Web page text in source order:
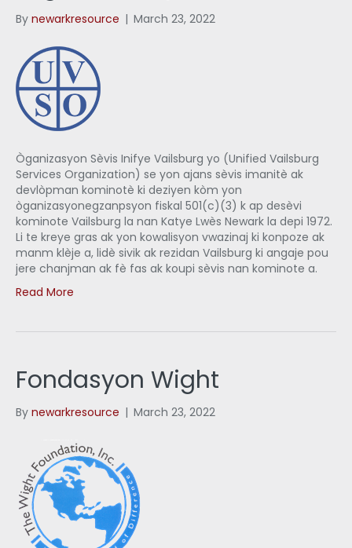
By newarkresource | March 23, 2022
Òganizasyon Sèvis Inifye Vailsburg yo (Unified Vailsburg
Services Organization) se yon ajans sèvis imanitè ak
devlòpman kominotè ki deziyen kòm yon
òganizasyonegzanpsyon fiskal 501(c)(3) k ap desèvi
kominote Vailsburg la nan Katye Lwès Newark la depi 1972.
Li te kreye gras ak yon kowalisyon vwazinaj ki konpoze ak
manm klèje a, lidè sivik ak rezidan Vailsburg ki angaje pou
jere chanjman ak fè fas ak koupi sèvis nan kominote a.
Read More
Fondasyon Wight
By newarkresource | March 23, 2022